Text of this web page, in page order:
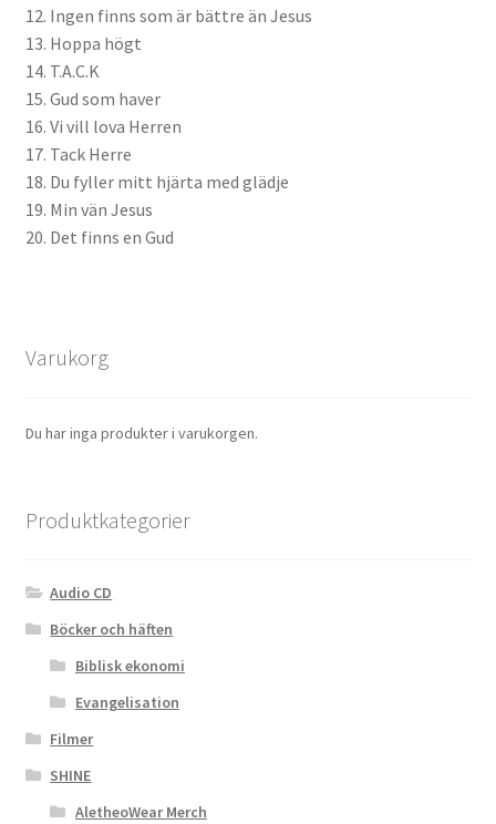
12. Ingen finns som är bättre än Jesus
13. Hoppa högt
14. T.A.C.K
15. Gud som haver
16. Vi vill lova Herren
17. Tack Herre
18. Du fyller mitt hjärta med glädje
19. Min vän Jesus
20. Det finns en Gud
Varukorg
Du har inga produkter i varukorgen.
Produktkategorier
Audio CD
Böcker och häften
Biblisk ekonomi
Evangelisation
Filmer
SHINE
AletheoWear Merch